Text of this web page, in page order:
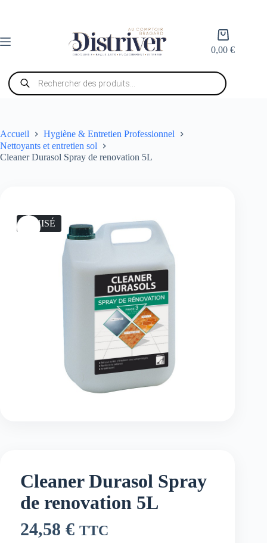
Panier
d’achat
0,00€
Recherche
de
produits
Accueil
Hygiène & Entretien Professionnel
Nettoyants et entretien sol
Cleaner Durasol Spray de renovation 5L
ÉPUISÉ
Cleaner Durasol Spray
de renovation 5L
24,58 € TTC